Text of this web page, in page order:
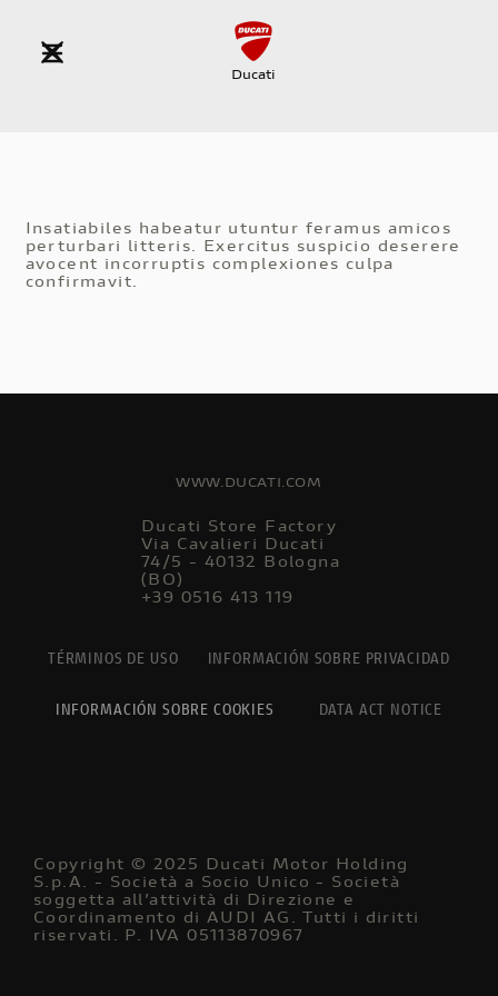
Insatiabiles habeatur utuntur feramus amicos
perturbari litteris. Exercitus suspicio deserere
avocent incorruptis complexiones culpa
confirmavit.
WWW.DUCATI.COM
Ducati Store Factory
Via Cavalieri Ducati
74/5 - 40132 Bologna
(BO)
+39 0516 413 119
TÉRMINOS DE USO INFORMACIÓN SOBRE PRIVACIDAD
INFORMACIÓN SOBRE COOKIES DATA ACT NOTICE
Copyright © 2025 Ducati Motor Holding
S.p.A. - Società a Socio Unico - Società
soggetta all’attività di Direzione e
Coordinamento di AUDI AG. Tutti i diritti
riservati. P. IVA 05113870967
Ducati